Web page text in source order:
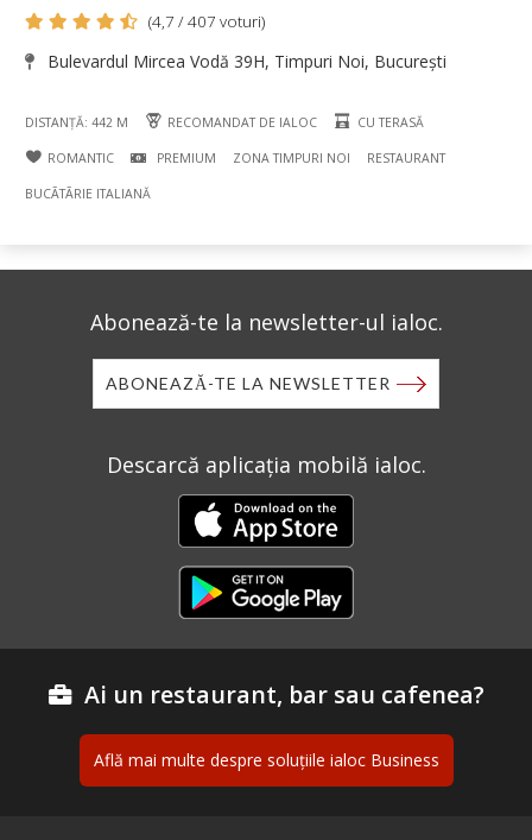
(4,7 / 407 voturi)
Bulevardul Mircea Vodă 39H, Timpuri Noi, București
DISTANȚĂ: 442 M RECOMANDAT DE IALOC CU TERASĂ
ROMANTIC PREMIUM ZONA TIMPURI NOI RESTAURANT
BUCÃTÃRIE ITALIANĂ
Abonează-te la newsletter-ul ialoc.
ABONEAZĂ-TE LA NEWSLETTER
Descarcă aplicația mobilă ialoc.
Ai un restaurant, bar sau cafenea?
Află mai multe despre soluțiile ialoc Business